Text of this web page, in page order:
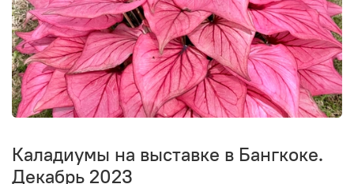
Каладиумы на выставке в Бангкоке.
Декабрь 2023